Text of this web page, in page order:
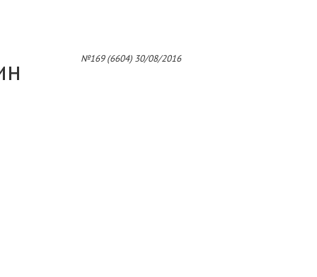
№169 (6604) 30/08/2016